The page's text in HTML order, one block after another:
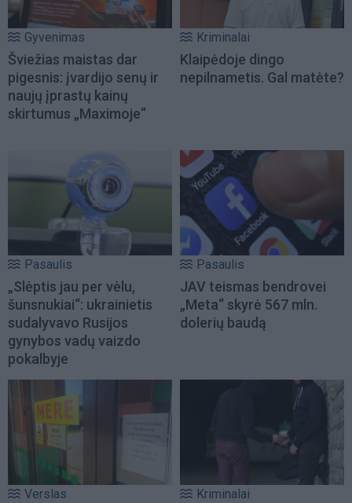
Gyvenimas
Šviežias maistas dar
pigesnis: įvardijo senų ir
naujų įprastų kainų
skirtumus „Maximoje“
Kriminalai
Klaipėdoje dingo
nepilnametis. Gal matėte?
Pasaulis
„Slėptis jau per vėlu,
šunsnukiai“: ukrainietis
sudalyvavo Rusijos
gynybos vadų vaizdo
pokalbyje
Pasaulis
JAV teismas bendrovei
„Meta“ skyrė 567 mln.
dolerių baudą
Verslas Kriminalai